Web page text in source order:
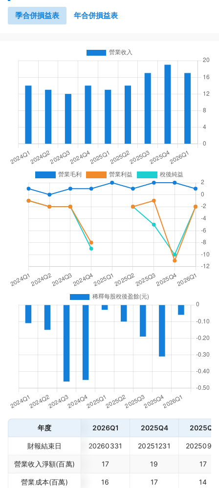
季合併損益表 年合併損益表
年度 2026Q1 2025Q4 2025Q3
財報結束日 20260331 20251231
營業收入淨額(百萬) 17 19 17
營業成本(百萬) 16 17 14